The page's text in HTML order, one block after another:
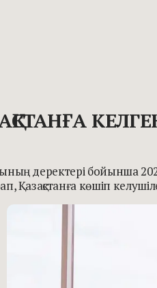
деректері бойынша
Қазақстанға көшіп